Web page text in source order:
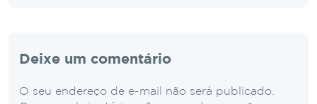
Deixe um comentário
O seu endereço de e-mail não será publicado.